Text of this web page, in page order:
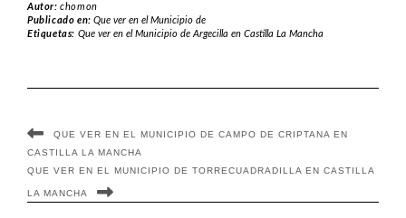
Hambrán en
Cañavate en
Autor:chomon
Publicado en:Que ver en el Municipio de
Etiquetas: Que ver en el Municipio de Argecilla en Castilla La Mancha
QUE VER EN EL MUNICIPIO DE CAMPO DE CRIPTANA EN
CASTILLA LA MANCHA
QUE VER EN EL MUNICIPIO DE TORRECUADRADILLA EN CASTILLA
LA MANCHA